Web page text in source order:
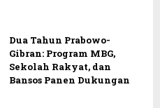
Dua Tahun Prabowo-
Gibran: Program MBG,
Sekolah Rakyat, dan
Bansos Panen Dukungan